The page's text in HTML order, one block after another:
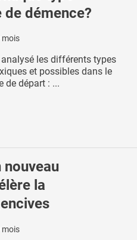
démence?
mois
les différents types
et possibles dans le
de départ : ...
nouveau
la
mois